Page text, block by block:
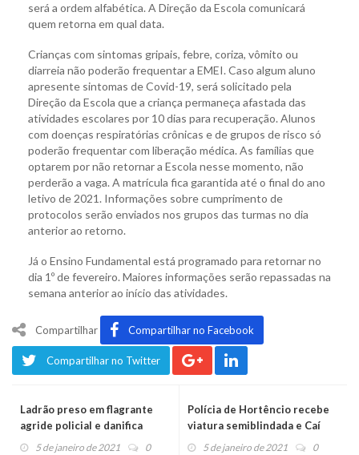
será a ordem alfabética. A Direção da Escola comunicará
quem retorna em qual data.
Crianças com sintomas gripais, febre, coriza, vômito ou
diarreia não poderão frequentar a EMEI. Caso algum aluno
apresente sintomas de Covid-19, será solicitado pela
Direção da Escola que a criança permaneça afastada das
atividades escolares por 10 dias para recuperação. Alunos
com doenças respiratórias crônicas e de grupos de risco só
poderão frequentar com liberação médica. As famílias que
optarem por não retornar a Escola nesse momento, não
perderão a vaga. A matrícula fica garantida até o final do ano
letivo de 2021. Informações sobre cumprimento de
protocolos serão enviados nos grupos das turmas no dia
anterior ao retorno.
Já o Ensino Fundamental está programado para retornar no
dia 1º de fevereiro. Maiores informações serão repassadas na
semana anterior ao início das atividades.
Compartilhar Compartilhar no Facebook
Compartilhar no Twitter
Ladrão preso em flagrante
agride policial e danifica
viatura5 de janeiro de 2021 0
Polícia de Hortêncio recebe
viatura semiblindada e Caí
será o próximo
5 de janeiro de 2021 0